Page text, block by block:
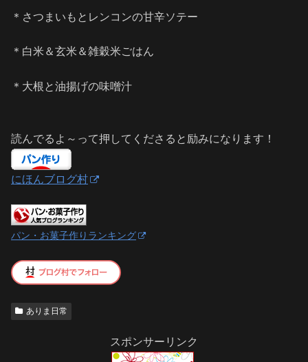
＊さつまいもとレンコンの甘辛ソテー
＊白米＆玄米＆雑穀米ごはん
＊大根と油揚げの味噌汁
読んでるよ～って押してくださると励みになります！
にほんブログ村
パン・お菓子作りランキング
ありま日常
スポンサーリンク